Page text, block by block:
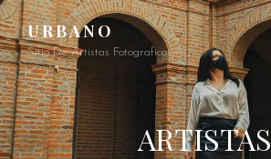
URBANO
Sitio De Artistas Fotograficos
ARTISTAS